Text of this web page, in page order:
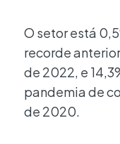
O setor está
recorde
de 2022, e
pandemia de
de 2020.